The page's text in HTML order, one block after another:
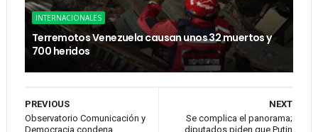
INTERNACIONALES
Terremotos Venezuela causan unos 32 muertos y
700 heridos
NEXT
Se complica el panorama;
diputados piden que Putin
PREVIOUS
Observatorio Comunicación y
Democracia condena